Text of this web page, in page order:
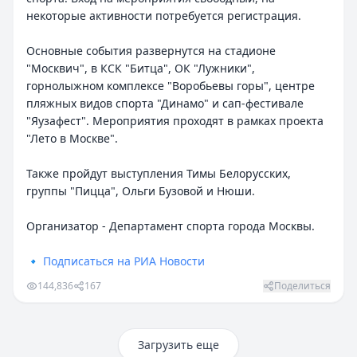
некоторые активности потребуется регистрация.
Основные события развернутся на стадионе
"Москвич", в КСК "Битца", ОК "Лужники",
горнолыжном комплексе "Воробьевы горы", центре
пляжных видов спорта "Динамо" и сап-фестивале
"Яузафест". Мероприятия проходят в рамках проекта
"Лето в Москве".
Также пройдут выступления Тимы Белорусских,
группы "Пицца", Ольги Бузовой и Нюши.
Организатор - Департамент спорта города Москвы.
🔹 Подписаться на РИА Новости
144,836 167 Поделиться
Загрузить еще